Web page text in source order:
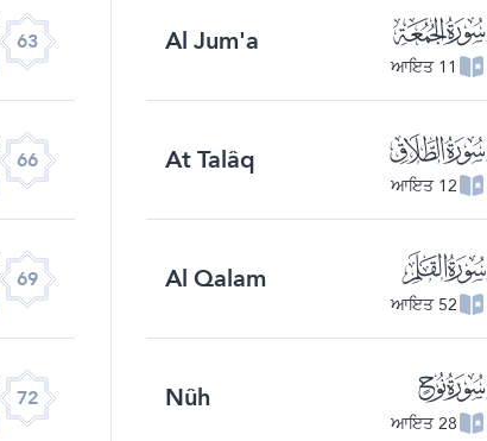
ﯫ
11 ਆਇਤ
Al Jum'a
63
ﯮ
12 ਆਇਤ
At Talâq
66
ﯱ
52 ਆਇਤ
Al Qalam
69
ﯴ
28 ਆਇਤ
Nûh
72